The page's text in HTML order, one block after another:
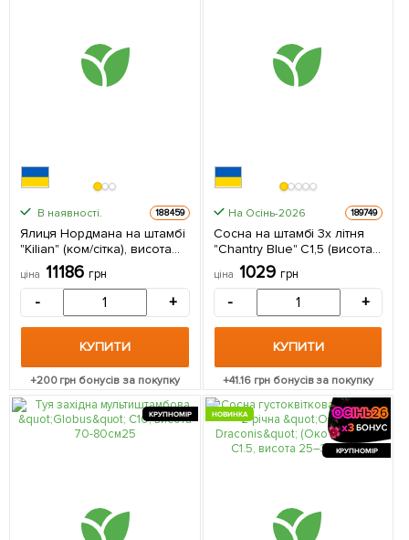
В наявності. 188459
Ялиця Нордмана на штамбі
"Kilian" (ком/сітка), висота
60-70см, діаметр крони 50-
60см 1 саджанець в
ціна 11186 грн
- +
КУПИТИ
+200грн бонусів за покупку
На Осінь-2026 189749
Сосна на штамбі 3х літня
"Chantry Blue" С1,5 (висота
30-40см) 1 саджанець в
упаковці
ціна 1029 грн
- +
КУПИТИ
+41.16грн бонусів за покупку
КРУПНОМІР
КРУПНОМІР
НОВИНКА